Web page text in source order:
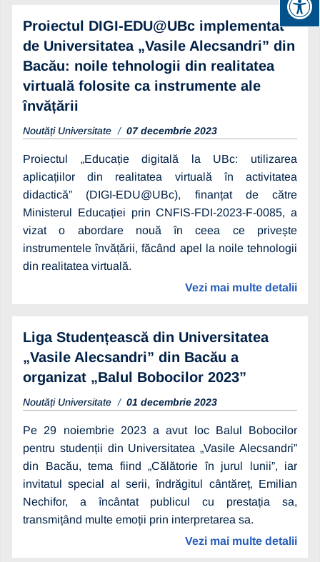
Proiectul DIGI-EDU@UBc implementat
de Universitatea „Vasile Alecsandri” din
Bacău: noile tehnologii din realitatea
virtuală folosite ca instrumente ale
învățării
Noutăți Universitate 07 decembrie 2023
Proiectul „Educație digitală la UBc: utilizarea
aplicațiilor din realitatea virtuală în activitatea
didactică” (DIGI-EDU@UBc), finanțat de către
Ministerul Educației prin CNFIS-FDI-2023-F-0085, a
vizat o abordare nouă în ceea ce privește
instrumentele învățării, făcând apel la noile tehnologii
din realitatea virtuală.
Vezi mai multe detalii
Liga Studențească din Universitatea
„Vasile Alecsandri” din Bacău a
organizat „Balul Bobocilor 2023”
Noutăți Universitate 01 decembrie 2023
Pe 29 noiembrie 2023 a avut loc Balul Bobocilor
pentru studenții din Universitatea „Vasile Alecsandri”
din Bacău, tema fiind „Călătorie în jurul lunii”, iar
invitatul special al serii, îndrăgitul cântăreț, Emilian
Nechifor, a încântat publicul cu prestația sa,
transmițând multe emoții prin interpretarea sa.
Vezi mai multe detalii